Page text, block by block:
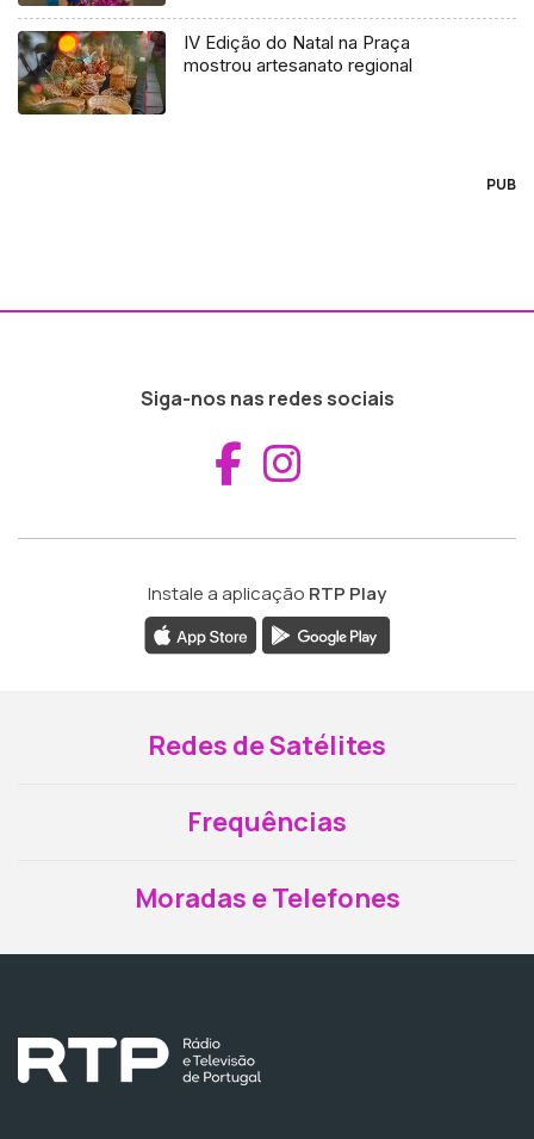
IV Edição do Natal na Praça
mostrou artesanato regional
PUB
Siga-nos nas redes sociais
Aceder ao
Instale a aplicação RTP Play
Redes de Satélites
Frequências
Moradas e Telefones